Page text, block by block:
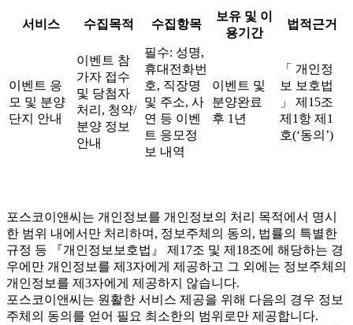
서비스 수집목적 수집항목
보유 및 이
용기간
법적근거
이벤트 응
모 및 분양
단지 안내
이벤트 참
가자 접수
및 당첨자
처리, 청약/
분양 정보
안내
필수: 성명,
휴대전화번
호, 직장명
및 주소, 사
연 등 이벤
트 응모정
보 내역
이벤트 및
분양완료
후 1년
「 개인정
보 보호법
」 제15조
제1항 제1
호(‘동의’)
포스코이앤씨는 개인정보를 개인정보의 처리 목적에서 명시
한 범위 내에서만 처리하며, 정보주체의 동의, 법률의 특별한
규정 등 『개인정보보호법』 제17조 및 제18조에 해당하는 경
우에만 개인정보를 제3자에게 제공하고 그 외에는 정보주체의
개인정보를 제3자에게 제공하지 않습니다.
포스코이앤씨는 원활한 서비스 제공을 위해 다음의 경우 정보
주체의 동의를 얻어 필요 최소한의 범위로만 제공합니다.